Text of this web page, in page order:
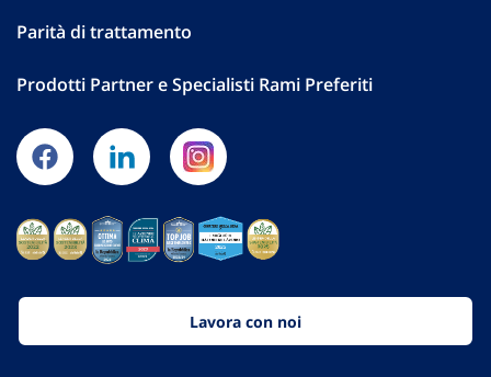
Parità di trattamento
Prodotti Partner e Specialisti Rami Preferiti
Lavora con noi